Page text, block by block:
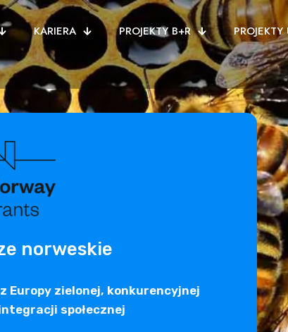
KARIERA PROJEKTY B+R PROJEKTY
norweskie
Europy zielonej, konkurencyjnej
społecznej